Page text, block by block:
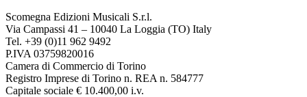
Scomegna Edizioni Musicali S.r.l.
Via Campassi 41 – 10040 La Loggia (TO) Italy
Tel. +39 (0)11 962 9492
P.IVA 03759820016
Camera di Commercio di Torino
Registro Imprese di Torino n. REA n. 584777
Capitale sociale € 10.400,00 i.v.